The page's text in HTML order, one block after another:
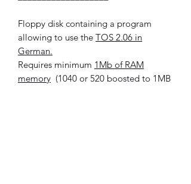
Floppy disk containing a program
allowing to use the TOS 2.06 in
German.
Requires minimum 1Mb of RAM
memory (1040 or 520 boosted to 1MB